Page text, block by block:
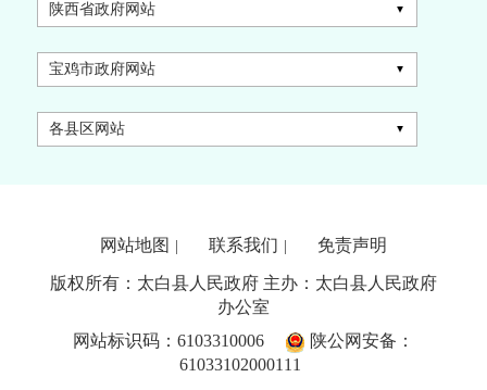
陕西省政府网站
宝鸡市政府网站
各县区网站
网站地图 联系我们 免责声明
版权所有：太白县人民政府 主办：太白县人民政府
办公室
网站标识码：6103310006
陕公网安备：
61033102000111